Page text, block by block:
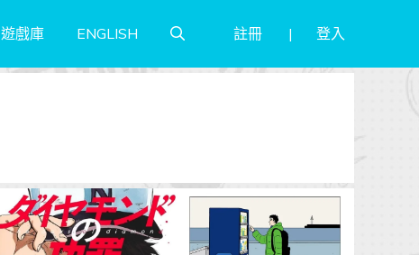
遊戲庫 ENGLISH 註冊 登入